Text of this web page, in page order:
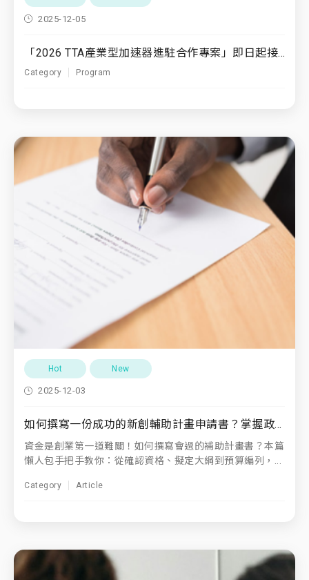
2025-12-05
「2026 TTA產業型加速器進駐合作專案」即日起接受申請！
Category Program
Hot New
2025-12-03
如何撰寫一份成功的新創輔助計畫申請書？掌握政府補助要點，打造會過的計畫！
資金是創業第一道難關！如何撰寫會過的補助計畫書？本篇
懶人包手把手教你：從確認資格、擬定大綱到預算編列，...
Category Article